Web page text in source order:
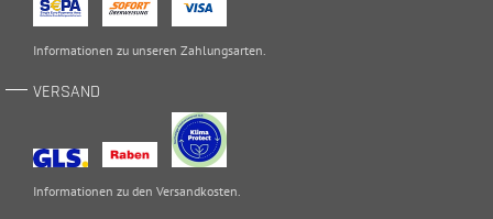
Informationen zu unseren Zahlungsarten
VERSAND
Informationen zu den Versandkosten